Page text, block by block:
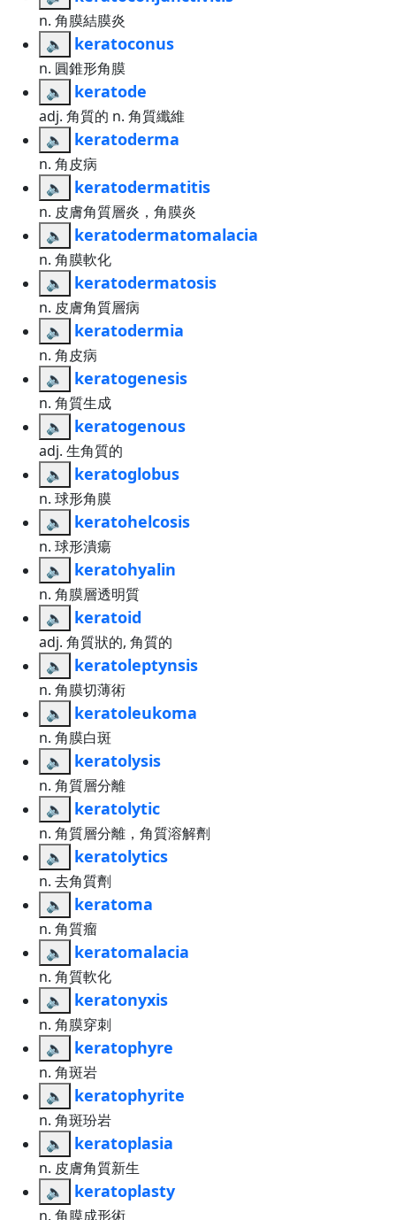
n. 角膜結膜炎
🔈
keratoconus
n. 圓錐形角膜
🔈
keratode
adj. 角質的 n. 角質纖維
🔈
keratoderma
n. 角皮病
🔈
keratodermatitis
n. 皮膚角質層炎，角膜炎
🔈
keratodermatomalacia
n. 角膜軟化
🔈
keratodermatosis
n. 皮膚角質層病
🔈
keratodermia
n. 角皮病
🔈
keratogenesis
n. 角質生成
🔈
keratogenous
adj. 生角質的
🔈
keratoglobus
n. 球形角膜
🔈
keratohelcosis
n. 球形潰瘍
🔈
keratohyalin
n. 角膜層透明質
🔈
keratoid
adj. 角質狀的, 角質的
🔈
keratoleptynsis
n. 角膜切薄術
🔈
keratoleukoma
n. 角膜白斑
🔈
keratolysis
n. 角質層分離
🔈
keratolytic
n. 角質層分離，角質溶解劑
🔈
keratolytics
n. 去角質劑
🔈
keratoma
n. 角質瘤
🔈
keratomalacia
n. 角質軟化
🔈
keratonyxis
n. 角膜穿刺
🔈
keratophyre
n. 角斑岩
🔈
keratophyrite
n. 角斑玢岩
🔈
keratoplasia
n. 皮膚角質新生
🔈
keratoplasty
n. 角膜成形術